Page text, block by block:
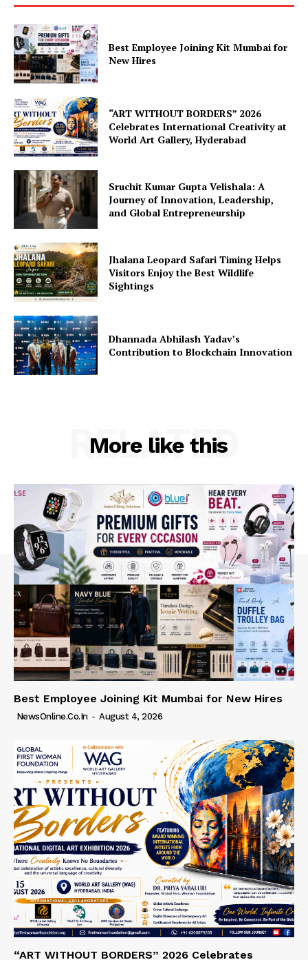
Best Employee Joining Kit Mumbai for
New Hires
“ART WITHOUT BORDERS” 2026
Celebrates International Creativity at
World Art Gallery, Hyderabad
Sruchit Kumar Gupta Velishala: A
Journey of Innovation, Leadership,
and Global Entrepreneurship
Jhalana Leopard Safari Timing Helps
Visitors Enjoy the Best Wildlife
Sightings
Dhannada Abhilash Yadav’s
Contribution to Blockchain Innovation
More like this
RELATED
Best Employee Joining Kit Mumbai for New Hires
NewsOnline.co.in - August 4, 2026
“ART WITHOUT BORDERS” 2026 Celebrates